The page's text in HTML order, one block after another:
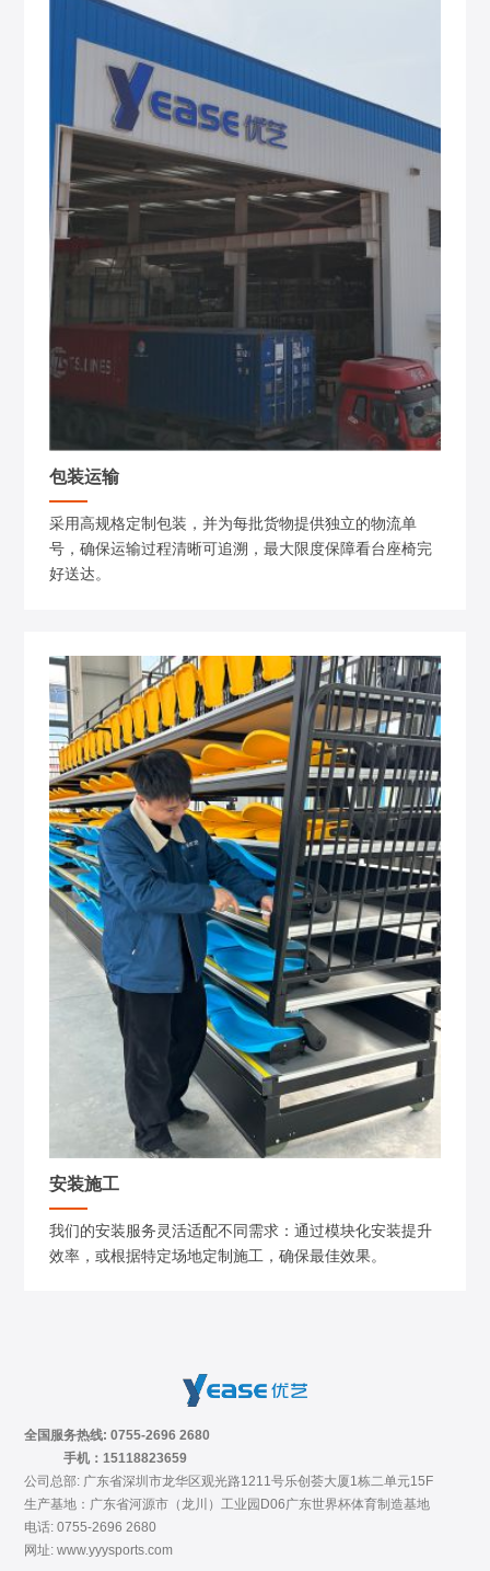
包装运输
采用高规格定制包装，并为每批货物提供独立的物流单
号，确保运输过程清晰可追溯，最大限度保障看台座椅完
好送达。
安装施工
我们的安装服务灵活适配不同需求：通过模块化安装提升
效率，或根据特定场地定制施工，确保最佳效果。
全国服务热线: 0755-2696 2680
手机：15118823659
公司总部: 广东省深圳市龙华区观光路1211号乐创荟大厦1栋二单元15F
生产基地：广东省河源市（龙川）工业园D06广东世界杯体育制造基地
电话: 0755-2696 2680
网址: www.yyysports.com